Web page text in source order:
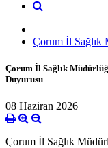
Çorum İl Sağlık
Çorum İl Sağlık
Duyurusu
08 Haziran 2026
Çorum İl Sağlık